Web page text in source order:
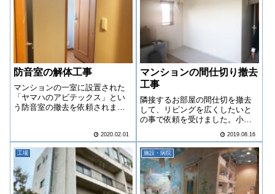
防音室の解体工事
マンションの一室に設置された
「ヤマハのアビテックス」とい
う防音室の撤去を依頼されまし
2020.02.01
マンションの間仕切り撤去
工事
隣接するお部屋の間仕切を撤去
して、リビングを広くしたいと
の事で依頼を受けました。小規
に生活をされている空間ですの
で、養生に手抜きは禁物です！
2019.08.16
工場 施設・病院